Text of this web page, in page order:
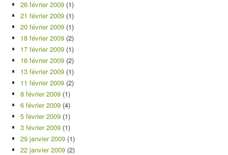
26 février 2009 (1)
21 février 2009 (1)
20 février 2009 (1)
18 février 2009 (2)
17 février 2009 (1)
16 février 2009 (2)
13 février 2009 (1)
11 février 2009 (2)
8 février 2009 (1)
6 février 2009 (4)
5 février 2009 (1)
3 février 2009 (1)
29 janvier 2009 (1)
22 janvier 2009 (2)